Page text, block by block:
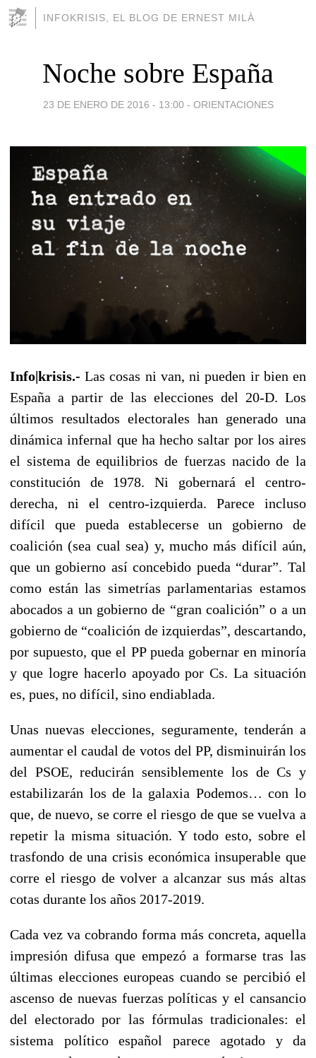
INFOKRISIS, EL BLOG DE ERNEST MILÀ
Noche sobre España
23 DE ENERO DE 2016 - 13:00 - ORIENTACIONES
Info|krisis.-Las cosas ni van, ni pueden ir bien en
España a partir de las elecciones del 20-D. Los
últimos resultados electorales han generado una
dinámica infernal que ha hecho saltar por los aires
el sistema de equilibrios de fuerzas nacido de la
constitución de 1978. Ni gobernará el centro-
derecha, ni el centro-izquierda. Parece incluso
difícil que pueda establecerse un gobierno de
coalición (sea cual sea) y, mucho más difícil aún,
que un gobierno así concebido pueda “durar”. Tal
como están las simetrías parlamentarias estamos
abocados a un gobierno de “gran coalición” o a un
gobierno de “coalición de izquierdas”, descartando,
por supuesto, que el PP pueda gobernar en minoría
y que logre hacerlo apoyado por Cs. La situación
es, pues, no difícil, sino endiablada.
Unas nuevas elecciones, seguramente, tenderán a
aumentar el caudal de votos del PP, disminuirán los
del PSOE, reducirán sensiblemente los de Cs y
estabilizarán los de la galaxia Podemos… con lo
que, de nuevo, se corre el riesgo de que se vuelva a
repetir la misma situación. Y todo esto, sobre el
trasfondo de una crisis económica insuperable que
corre el riesgo de volver a alcanzar sus más altas
cotas durante los años 2017-2019.
Cada vez va cobrando forma más concreta, aquella
impresión difusa que empezó a formarse tras las
últimas elecciones europeas cuando se percibió el
ascenso de nuevas fuerzas políticas y el cansancio
del electorado por las fórmulas tradicionales: el
sistema político español parece agotado y da